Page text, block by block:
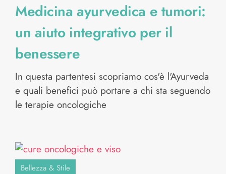
Medicina ayurvedica e tumori:
un aiuto integrativo per il
benessere
In questa partentesi scopriamo cos'è l'Ayurveda
e quali benefici può portare a chi sta seguendo
le terapie oncologiche
Bellezza & Stile